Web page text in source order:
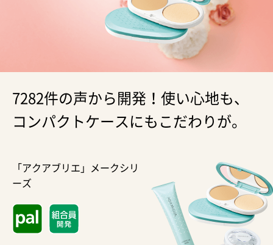
7282件の声から開発！使い心地も、
コンパクトケースにもこだわりが。
「アクアブリエ」メークシリ
ーズ